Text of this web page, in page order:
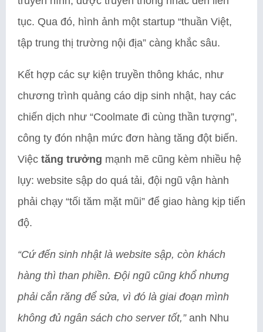
tục. Qua đó, hình ảnh một startup “thuần Việt,
tập trung thị trường nội địa” càng khắc sâu.
Kết hợp các sự kiện truyền thông khác, như
chương trình quảng cáo dịp sinh nhật, hay các
chiến dịch như “Coolmate đi cùng thần tượng”,
công ty đón nhận mức đơn hàng tăng đột biến.
Việc tăng trưởng mạnh mẽ cũng kèm nhiều hệ
lụy: website sập do quá tải, đội ngũ vận hành
phải chạy “tối tăm mặt mũi” để giao hàng kịp tiến
độ.
“Cứ đến sinh nhật là website sập, còn khách
hàng thì than phiền. Đội ngũ cũng khổ nhưng
phải cắn răng để sửa, vì đó là giai đoạn mình
không đủ ngân sách cho server tốt,”anh Nhu